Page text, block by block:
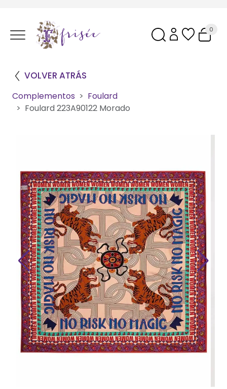
0
VOLVER ATRÁS
Complementos
Foulard
Foulard 223A90122 Morado